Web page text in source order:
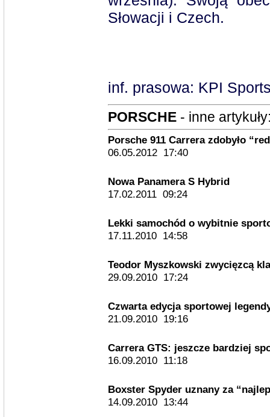
Słowacji i Czech.
inf. prasowa: KPI
PORSCHE- inne
Porsche 911 Carrera zdobyło
06.05.2012 17:40
Nowa Panamera S Hybrid
17.02.2011 09:24
Lekki samochód o wybitnie
17.11.2010 14:58
Teodor Myszkowski zwycięzcą
29.09.2010 17:24
Czwarta edycja sportowej
21.09.2010 19:16
Carrera GTS: jeszcze bardziej
16.09.2010 11:18
Boxster Spyder uznany za
14.09.2010 13:44